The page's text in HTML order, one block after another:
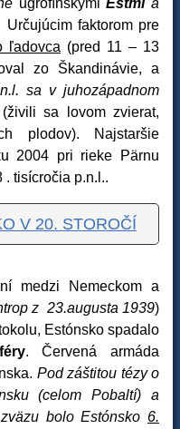
faktorom pre
ľadovca (pred 11 – 13
zo Škandinávie, a
sa v juhozápadnom
(živili sa lovom zvierat,
plodov). Najstaršie
2004 pri rieke Pärnu
. tisícročia p.n.l..
V 20. STOROČÍ
medzi Nemeckom a
z 23.augusta 1939)
Estónsko spadalo
. Červená armáda
Pod záštitou tézy o
(celom Pobaltí) a
bolo Estónsko 6.